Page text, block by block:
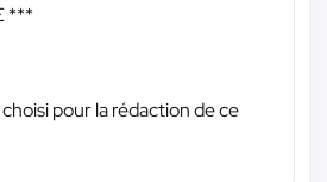
***
pour la rédaction de ce